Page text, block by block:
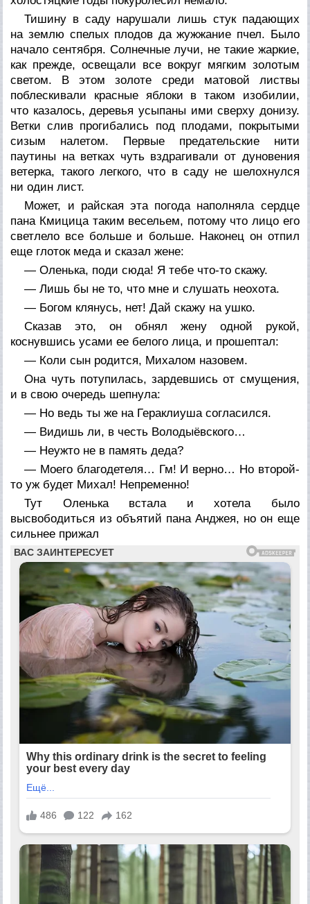
Тишину в саду нарушали лишь стук падающих
на землю спелых плодов да жужжание пчел. Было
начало сентября. Солнечные лучи, не такие жаркие,
как прежде, освещали все вокруг мягким золотым
светом. В этом золоте среди матовой листвы
поблескивали красные яблоки в таком изобилии,
что казалось, деревья усыпаны ими сверху донизу.
Ветки слив прогибались под плодами, покрытыми
сизым налетом. Первые предательские нити
паутины на ветках чуть вздрагивали от дуновения
ветерка, такого легкого, что в саду не шелохнулся
ни один лист.
Может, и райская эта погода наполняла сердце
пана Кмицица таким весельем, потому что лицо его
светлело все больше и больше. Наконец он отпил
еще глоток меда и сказал жене:
— Оленька, поди сюда! Я тебе что-то скажу.
— Лишь бы не то, что мне и слушать неохота.
— Богом клянусь, нет! Дай скажу на ушко.
Сказав это, он обнял жену одной рукой,
коснувшись усами ее белого лица, и прошептал:
— Коли сын родится, Михалом назовем.
Она чуть потупилась, зардевшись от смущения,
и в свою очередь шепнула:
— Но ведь ты же на Гераклиуша согласился.
— Видишь ли, в честь Володыёвского…
— Неужто не в память деда?
— Моего благодетеля… Гм! И верно… Но второй-
то уж будет Михал! Непременно!
Тут Оленька встала и хотела было
высвободиться из объятий пана Анджея, но он еще
сильнее прижал